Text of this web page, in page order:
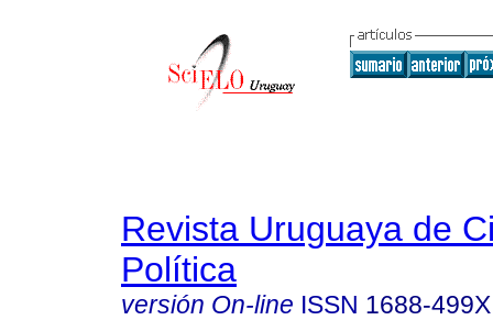
Revista Uruguaya de
Política
versión On-line ISSN 1688-499X